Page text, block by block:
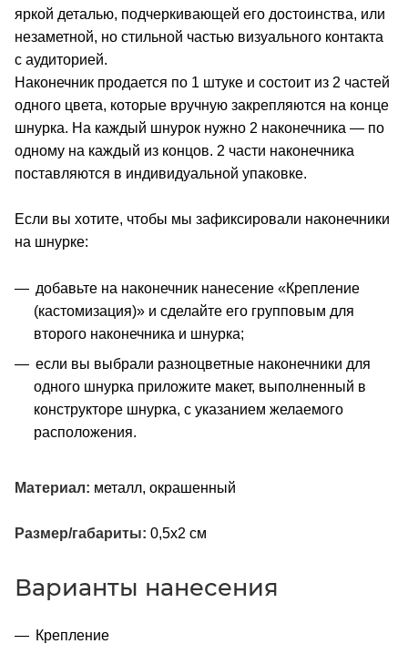
яркой деталью, подчеркивающей его достоинства, или
незаметной, но стильной частью визуального контакта
с аудиторией.
Наконечник продается по 1 штуке и состоит из 2 частей
одного цвета, которые вручную закрепляются на конце
шнурка. На каждый шнурок нужно 2 наконечника — по
одному на каждый из концов. 2 части наконечника
поставляются в индивидуальной упаковке.
Если вы хотите, чтобы мы зафиксировали наконечники
на шнурке:
добавьте на наконечник нанесение «Крепление
(кастомизация)» и сделайте его групповым для
второго наконечника и шнурка;
если вы выбрали разноцветные наконечники для
одного шнурка приложите макет, выполненный в
конструкторе шнурка, с указанием желаемого
расположения.
Материал: металл, окрашенный
Размер/габариты: 0,5x2 см
Варианты нанесения
Крепление